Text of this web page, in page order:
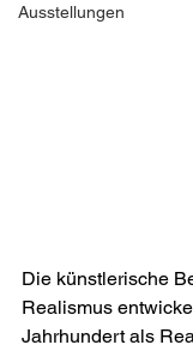
Ausstellungen
Die künstlerische
Realismus
Jahrhundert als